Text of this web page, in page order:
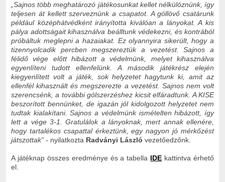
„Sajnos több meghatározó játékosunkat kellet nélkülöznünk, így
teljesen át kellett szerveznünk a csapatot. A góllövő csatárunk
például középhátvédként irányította kiválóan a lányokat. A kis
pálya adottságait kihasználva beálltunk védekezni, és kontrából
próbáltuk meglepni a hazaiakat. Ez olyannyira sikerült, hogy a
tizennyolcadik percben megszereztük a vezetést. Sajnos a
félidő vége előtt hibázott a védelmünk, melyet kihasználva
egyenlíteni tudott ellenfelünk. A második játékrész elején
kiegyenlített volt a játék, sok helyzetet hagytunk ki, amit az
ellenfél kihasznált és megszerezte a vezetést. Sajnos nem volt
szerencsénk, a további gólszerzéshez kicsit elfáradtunk. A KISE
beszorított bennünket, de igazán jól kidolgozott helyzetet nem
tudtak kialakítani. Sajnos a védelmünk ismételten hibázott, így
lett a vége 3-1. Gratulálok a lányoknak, mert annak ellenére,
hogy tartalékos csapattal érkeztünk, egy nagyon jó mérkőzést
játszottak” - nyilatkozta Radványi László vezetőedzőnk.
A játéknap összes eredménye és a tabella IDE kattintva érhető
el.